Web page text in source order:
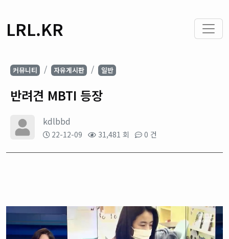
LRL.KR
커뮤니티 자유게시판 일반
반려견 MBTI 등장
kdlbbd
22-12-09 31,481 회 0 건